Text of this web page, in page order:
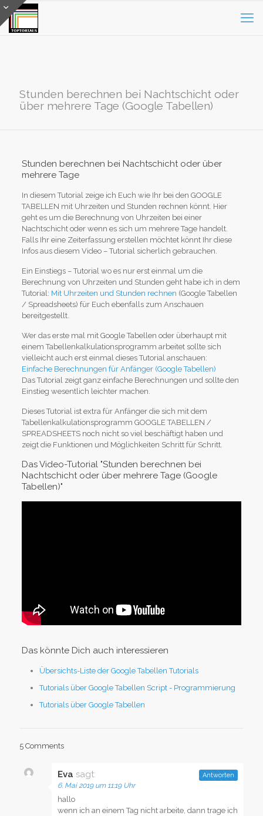
Stunden berechnen bei Nachtschicht oder
über mehrere Tage (Google Tabellen)
Stunden berechnen bei Nachtschicht oder über
mehrere Tage
In diesem Tutorial zeige ich Euch wie Ihr bei den GOOGLE
TABELLEN mit Uhrzeiten und Stunden rechnen könnt. Hier
geht es um die Berechnung von Uhrzeiten bei einer
Nachtschicht oder wenn es sich um mehrere Tage handelt.
Falls Ihr eine Zeiterfassung erstellen möchtet könnt Ihr diese
Infos aus diesem Video – Tutorial sicherlich gebrauchen.
Ein Einstiegs – Tutorial wo es nur erst einmal um die
Berechnung von Uhrzeiten und Stunden geht habe ich in dem
Tutorial: Mit Uhrzeiten und Stunden rechnen (Google Tabellen
/ Spreadsheets) für Euch ebenfalls zum Anschauen
bereitgestellt.
Wer das erste mal mit Google Tabellen oder überhaupt mit
einem Tabellenkalkulationsprogramm arbeitet sollte sich
vielleicht auch erst einmal dieses Tutorial anschauen:
Einfache Berechnungen für Anfänger (Google Tabellen)
Das Tutorial zeigt ganz einfache Berechnungen und sollte den
Einstieg wesentlich leichter machen.
Dieses Tutorial ist extra für Anfänger die sich mit dem
Tabellenkalkulationsprogramm GOOGLE TABELLEN /
SPREADSHEETS noch nicht so viel beschäftigt haben und
zeigt die Funktionen und Möglichkeiten Schritt für Schritt.
Das Video-Tutorial "Stunden berechnen bei
Nachtschicht oder über mehrere Tage (Google
Tabellen)"
Das könnte Dich auch interessieren
Übersichts-Liste der Google Tabellen Tutorials
Tutorials über Google Tabellen Script - Programmierung
Tutorials über Google Tabellen
5 Comments
Eva sagt:
6. Mai 2019 um 11:19 Uhr
hallo
wenn ich an einem Tag nicht arbeite, dann trage ich
Antworten